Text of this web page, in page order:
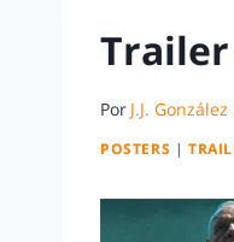
Trailer
Por J.J.
POSTERS |